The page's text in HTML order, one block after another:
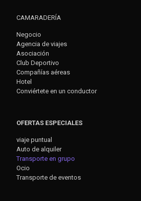
CAMARADERÍA
Negocio
Agencia de viajes
Asociación
Club Deportivo
Compañías aéreas
Hotel
Conviértete en un conductor
OFERTAS ESPECIALES
viaje puntual
Auto de alquiler
Transporte en grupo
Ocio
Transporte de eventos